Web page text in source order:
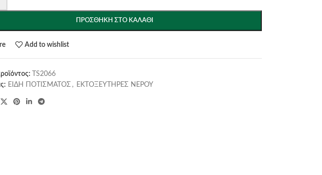
ΠΡΟΣΘΉΚΗ ΣΤΟ ΚΑΛΆΘΙ
Add to wishlist
TS2066
ΕΙΔΗ ΠΟΤΙΣΜΑΤΟΣ , ΕΚΤΟΞΕΥΤΗΡΕΣ ΝΕΡΟΥ